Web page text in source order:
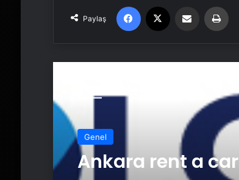
Paylaş
Facebook Email'den paylaş
Genel
Ankara rent a car